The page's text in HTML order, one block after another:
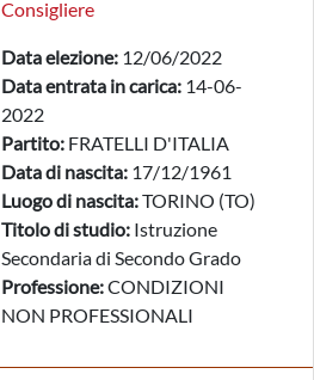
Consigliere
Data elezione: 12/06/2022
Data entrata in carica: 14-06-
2022
Partito: FRATELLI D'ITALIA
Data di nascita: 17/12/1961
Luogo di nascita:TORINO (TO)
Titolo di studio: Istruzione
Secondaria di Secondo Grado
Professione:CONDIZIONI
NON PROFESSIONALI